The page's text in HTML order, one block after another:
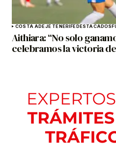
COSTA ADEJE TENERIFEDESTACADOS
Aithiara: “No solo
celebramos la victoria